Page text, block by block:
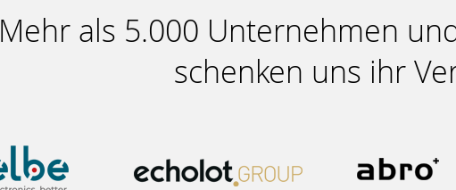
Mehr als 5.000 Unternehmen
schenken uns ihr